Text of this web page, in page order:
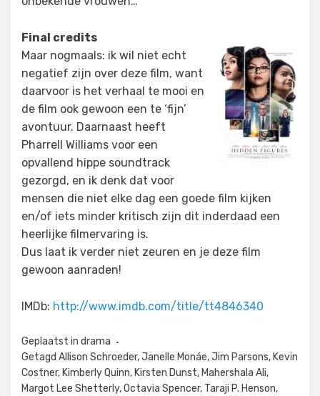
Final credits
Maar nogmaals: ik wil niet echt
negatief zijn over deze film, want
daarvoor is het verhaal te mooi en
de film ook gewoon een te ‘fijn’
avontuur. Daarnaast heeft
Pharrell Williams voor een
opvallend hippe soundtrack
gezorgd, en ik denk dat voor
mensen die niet elke dag een goede film kijken
en/of iets minder kritisch zijn dit inderdaad een
heerlijke filmervaring is.
Dus laat ik verder niet zeuren en je deze film
gewoon aanraden!
IMDb: http://www.imdb.com/title/tt4846340
Geplaatst in drama
Getagd Allison Schroeder,Janelle Monáe,Jim Parsons, Kevin
Costner, Kimberly Quinn, Kirsten Dunst, Mahershala Ali,
Margot Lee Shetterly,Octavia Spencer, Taraji P. Henson,